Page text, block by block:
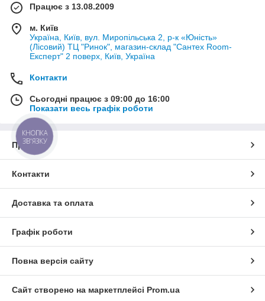
Працює з 13.08.2009
м. Київ
Україна, Київ, вул. Миропільська 2, р-к «Юність»
(Лісовий) ТЦ "Ринок", магазин-склад "Сантех Room-
Експерт" 2 поверх, Київ, Україна
Контакти
Сьогодні працює з 09:00 до 16:00
Показати весь графік роботи
Про нас
Контакти
Доставка та оплата
Графік роботи
Повна версія сайту
Сайт створено на маркетплейсі Prom.ua
КНОПКА
ЗВ'ЯЗКУ